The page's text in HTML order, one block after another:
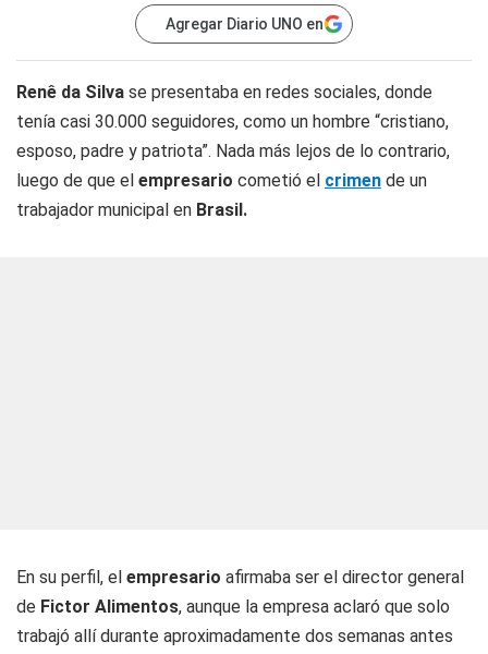
Agregar Diario UNO en
Renê da Silva se presentaba en redes sociales, donde
tenía casi 30.000 seguidores, como un hombre “cristiano,
esposo, padre y patriota”. Nada más lejos de lo contrario,
luego de que el empresario cometió el crimen de un
trabajador municipal en Brasil.
En su perfil, el empresario afirmaba ser el director general
de Fictor Alimentos, aunque la empresa aclaró que solo
trabajó allí durante aproximadamente dos semanas antes